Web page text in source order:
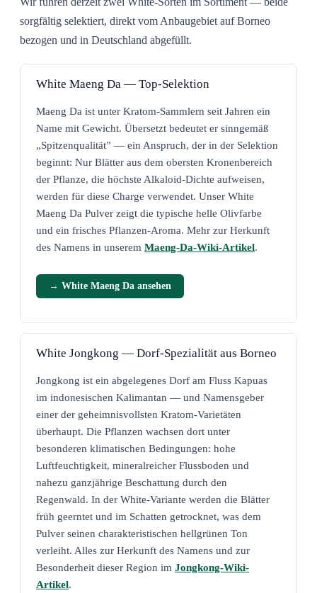
sorgfältig selektiert, direkt vom Anbaugebiet auf Borneo
bezogen und in Deutschland abgefüllt.
White Maeng Da — Top-Selektion
Maeng Da ist unter Kratom-Sammlern seit Jahren ein
Name mit Gewicht. Übersetzt bedeutet er sinngemäß
„Spitzenqualität” — ein Anspruch, der in der Selektion
beginnt: Nur Blätter aus dem obersten Kronenbereich
der Pflanze, die höchste Alkaloid-Dichte aufweisen,
werden für diese Charge verwendet. Unser White
Maeng Da Pulver zeigt die typische helle Olivfarbe
und ein frisches Pflanzen-Aroma. Mehr zur Herkunft
des Namens in unserem Maeng-Da-Wiki-Artikel.
→ White Maeng Da ansehen
White Jongkong — Dorf-Spezialität aus Borneo
Jongkong ist ein abgelegenes Dorf am Fluss Kapuas
im indonesischen Kalimantan — und Namensgeber
einer der geheimnisvollsten Kratom-Varietäten
überhaupt. Die Pflanzen wachsen dort unter
besonderen klimatischen Bedingungen: hohe
Luftfeuchtigkeit, mineralreicher Flussboden und
nahezu ganzjährige Beschattung durch den
Regenwald. In der White-Variante werden die Blätter
früh geerntet und im Schatten getrocknet, was dem
Pulver seinen charakteristischen hellgrünen Ton
verleiht. Alles zur Herkunft des Namens und zur
Besonderheit dieser Region im Jongkong-Wiki-
Artikel.